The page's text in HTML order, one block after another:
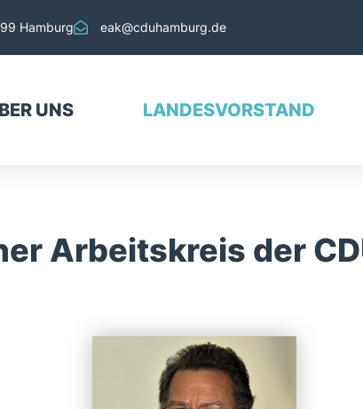
Hamburg eak@cduhamburg.de
UNS LANDESVORSTAND
WERDEN!
Arbeitskreis der